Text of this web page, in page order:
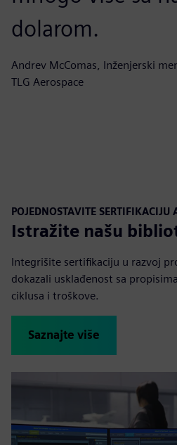
dolarom.
Andrev McComas, Inženjerski
TLG Aerospace
POJEDNOSTAVITE SERTIFIKACIJU
Istražite našu
Integrišite sertifikaciju u razvoj
dokazali usklađenost sa
ciklusa i troškove.
Saznajte više